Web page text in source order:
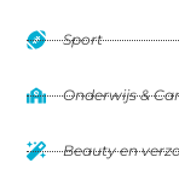
Sport
Onderwijs &
Beauty en